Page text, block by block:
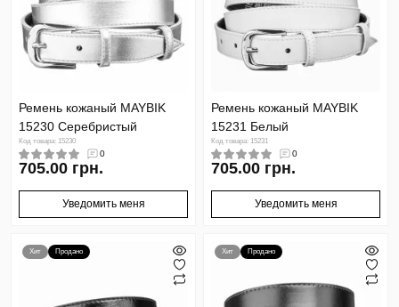
Ремень кожаный MAYBIK
15230 Cеребристый
Код товара: 15230
0
705.00 грн.
Уведомить меня
Ремень кожаный MAYBIK
15231 Белый
Код товара: 15231
0
705.00 грн.
Уведомить меня
Хит Продано Хит Продано